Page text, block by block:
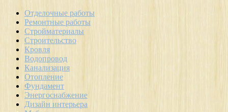
Отделочные работы
Ремонтные работы
Стройматериалы
Строительство
Кровля
Водопровод
Канализация
Отопление
Фундамент
Энергоснабжение
Дизайн интерьера